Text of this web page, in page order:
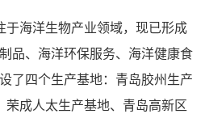
于海洋生物产业领域，现已形成
品、海洋环保服务、海洋健康食
了四个生产基地：青岛胶州生产
荣成人太生产基地、青岛高新区